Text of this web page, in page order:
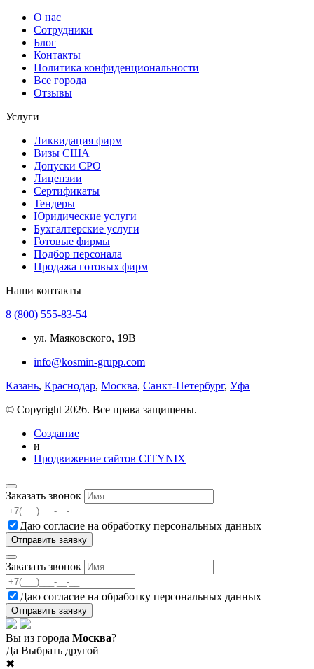
О нас
Сотрудники
Блог
Контакты
Политика конфиденциональности
Все города
Отзывы
Услуги
Ликвидация фирм
Визы США
Допуски СРО
Лицензии
Сертификаты
Тендеры
Юридические услуги
Бухгалтерские услуги
Готовые фирмы
Подбор персонала
Продажа готовых фирм
Наши контакты
8 (800) 555-83-54
ул. Маяковского, 19В
info@kosmin-grupp.com
Казань, Краснодар, Москва, Санкт-Петербург, Уфа
© Copyright 2026. Все права защищены.
Создание
и
Продвижение сайтов CITYNIX
Заказать звонок
Даю согласие на обработку персональных данных
Заказать звонок
Даю согласие на обработку персональных данных
Вы из города Москва?
Да Выбрать другой
✖